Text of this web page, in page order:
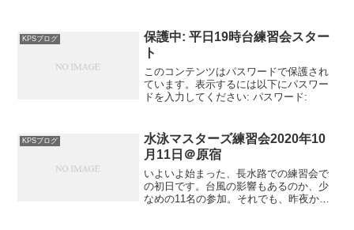
KPSブログ
保護中: 平日19時台練習会スター
ト
このコンテンツはパスワードで保護され
ています。表示するには以下にパスワー
ドを入力してください: パスワード:
KPSブログ
水泳マスターズ練習会2020年10
月11日＠原宿
いよいよ始まった、長水路での練習会で
の初日です。台風の影響もあるのか、少
なめの11名の参加。それでも、昨夜から